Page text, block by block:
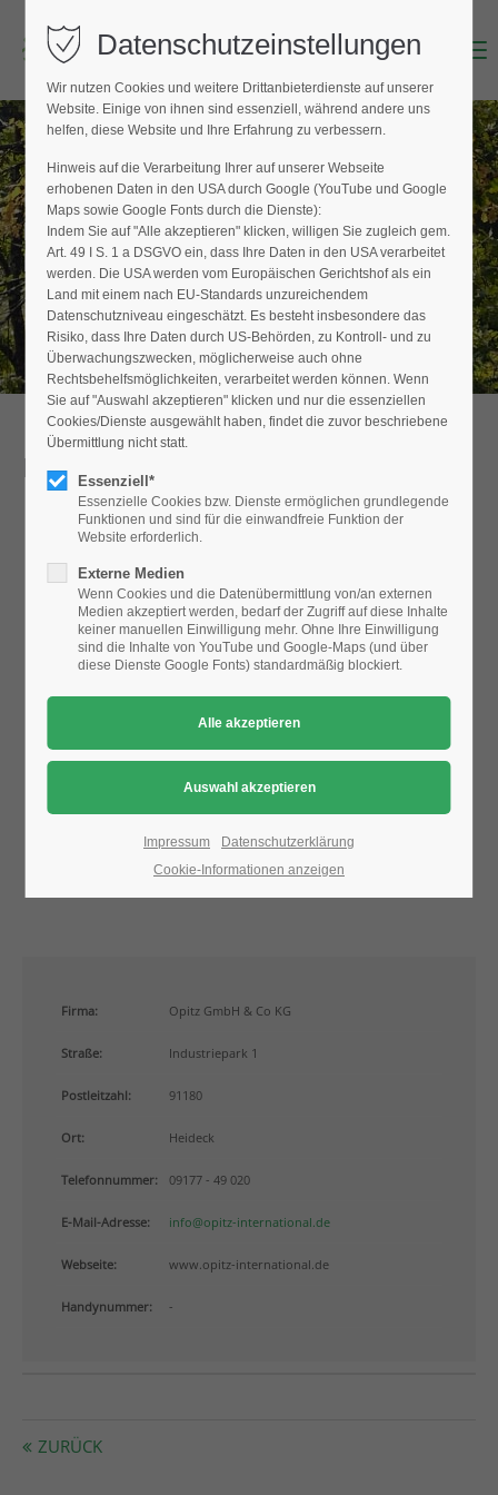
Login
Benutzername (E-Mailadresse)
Passwort
Anmelden
Register|Lost your password?
Support
24h/ 365days
We offer support for our customers
Mon - Fri 8:00am - 5:00pm(GMT +1)
Get in touch
376-293 City Road, Suite 600
San Francisco, CA 94102
info@yourdomain.com
About us
Lorem ipsum dolor sit amet, consectetuer adipiscing
elit.
Aenean commodo ligula eget dolor. Aenean massa.
parturient montes, nascetur ridiculus mus. Donec
Menu
BAUMPFLEGER FINDEN
Hier finden Sie den Fachbetrieb in Ihrer
Nähe
Detailansicht
nicht angezeigt.
Bitte ändern Sie dieDatenschutz-Einstellungen, indem Sie
auch "externe Medien" zulassen.
Firma: Opitz GmbH & Co KG
Straße: Industriepark 1
Postleitzahl: 91180
Ort: Heideck
Telefonnummer: 09177 - 49 020
E-Mail-Adresse: info@opitz-international.de
Webseite: www.opitz-international.de
Handynummer: -
ZURÜCK
Datenschutzeinstellungen
Wir nutzen Cookies und weitere Drittanbieterdienste auf unserer
Website. Einige von ihnen sind essenziell, während andere uns
helfen, diese Website und Ihre Erfahrung zu verbessern.
Hinweis auf die Verarbeitung Ihrer auf unserer Webseite
erhobenen Daten in den USA durch Google (YouTube und Google
Maps sowie Google Fonts durch die Dienste):
Indem Sie auf "Alle akzeptieren" klicken, willigen Sie zugleich gem.
Art. 49 I S. 1 a DSGVO ein, dass Ihre Daten in den USA verarbeitet
werden. Die USA werden vom Europäischen Gerichtshof als ein
Land mit einem nach EU-Standards unzureichendem
Datenschutzniveau eingeschätzt. Es besteht insbesondere das
Risiko, dass Ihre Daten durch US-Behörden, zu Kontroll- und zu
Überwachungszwecken, möglicherweise auch ohne
Rechtsbehelfsmöglichkeiten, verarbeitet werden können. Wenn
Sie auf "Auswahl akzeptieren" klicken und nur die essenziellen
Cookies/Dienste ausgewählt haben, findet die zuvor beschriebene
Übermittlung nicht statt.
Essenziell*
Essenzielle Cookies bzw. Dienste ermöglichen grundlegende
Funktionen und sind für die einwandfreie Funktion der
Website erforderlich.
Externe Medien
Wenn Cookies und die Datenübermittlung von/an externen
Medien akzeptiert werden, bedarf der Zugriff auf diese Inhalte
keiner manuellen Einwilligung mehr. Ohne Ihre Einwilligung
sind die Inhalte von YouTube und Google-Maps (und über
diese Dienste Google Fonts) standardmäßig blockiert.
Impressum
Datenschutzerklärung
Cookie-Informationen anzeigen